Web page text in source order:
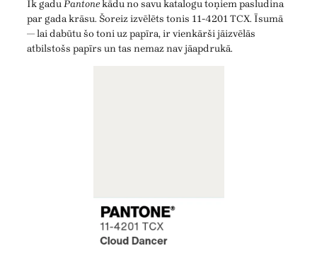
Ik gaduPantonekādu no savu katalogu toņiem pasludina
par gada krāsu. Šoreiz izvēlēts tonis 11-4201 TCX. Īsumā
— lai dabūtu šo toni uz papīra, ir vienkārši jāizvēlās
atbilstošs papīrs un tas nemaz nav jāapdrukā.